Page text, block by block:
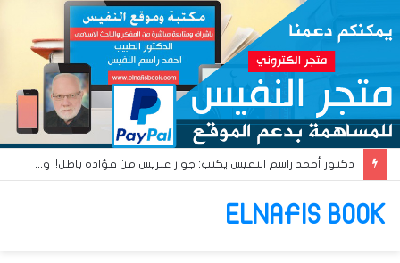
دكتور أحمد راسم النفيس يكتب: جواز عتريس من فؤادة باطل!! وجواز براقش من حُنين فاشل!!
ELNAFIS BOOK